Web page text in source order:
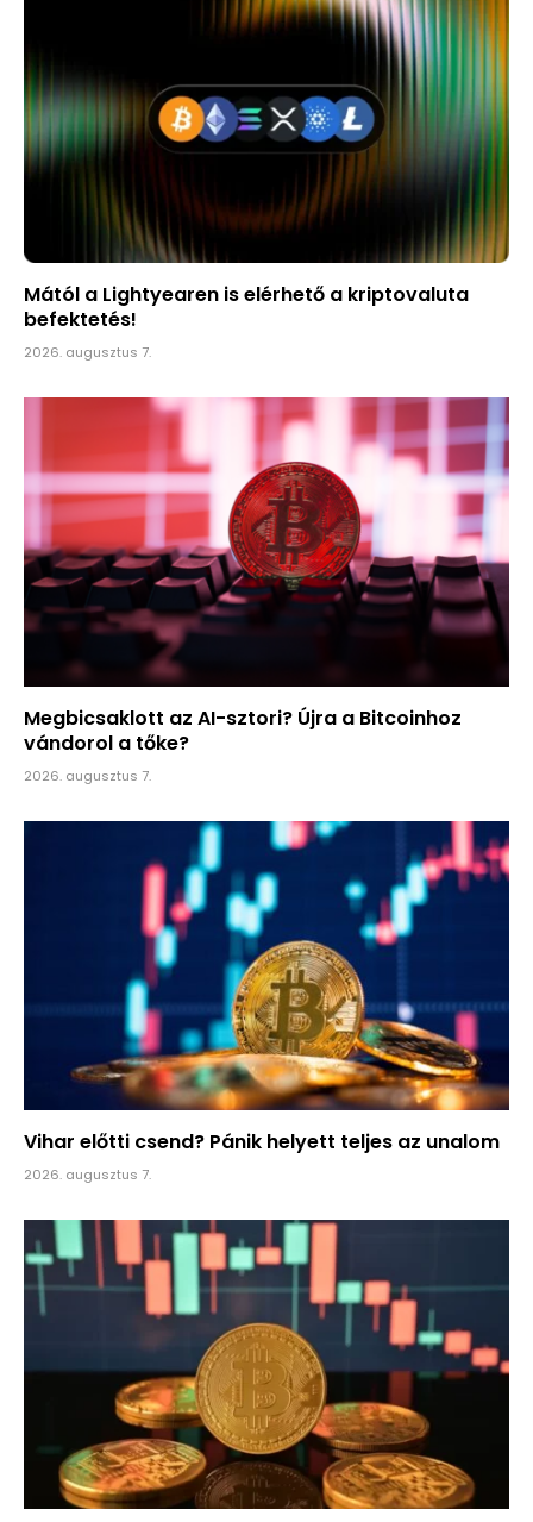
Mától a Lightyearen is elérhető a kriptovaluta
befektetés!
2026. augusztus 7.
Megbicsaklott az AI-sztori? Újra a Bitcoinhoz
vándorol a tőke?
2026. augusztus 7.
Vihar előtti csend? Pánik helyett teljes az unalom
2026. augusztus 7.